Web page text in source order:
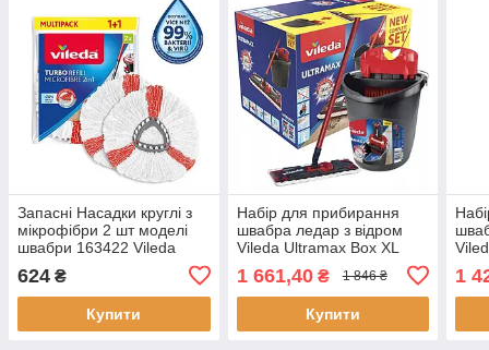
Запасні Насадки круглі з
мікрофібри 2 шт моделі
швабри 163422 Vileda
624 ₴
Купити
Набір для прибирання
швабра ледар з відром
Vileda Ultramax Box XL
вбудований автоматичним
віджиманням
1 661,40₴ 1 846 ₴
Купити
1